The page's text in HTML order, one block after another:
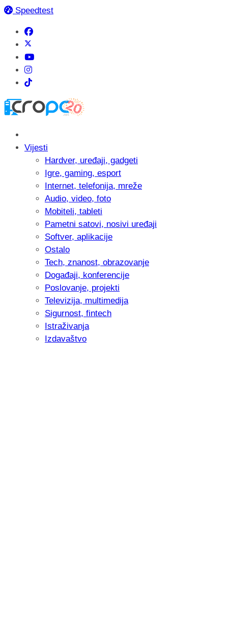
Speedtest
Vijesti
Hardver, uređaji, gadgeti
Igre, gaming, esport
Internet, telefonija, mreže
Audio, video, foto
Mobiteli, tableti
Pametni satovi, nosivi uređaji
Softver, aplikacije
Ostalo
Tech, znanost, obrazovanje
Događaji, konferencije
Poslovanje, projekti
Televizija, multimedija
Sigurnost, fintech
Istraživanja
Izdavaštvo